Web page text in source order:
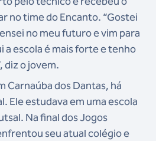
no time do Encanto. “Gostei
no meu futuro e vim para
a escola é mais forte e tenho
diz o jovem.
Carnaúba dos Dantas, há
Ele estudava em uma escola
Na final dos Jogos
seu atual colégio e